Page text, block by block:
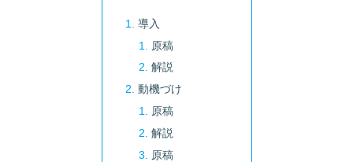
導入
原稿
解説
動機づけ
原稿
解説
原稿